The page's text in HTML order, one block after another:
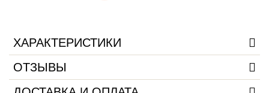
ХАРАКТЕРИСТИКИ
ОТЗЫВЫ